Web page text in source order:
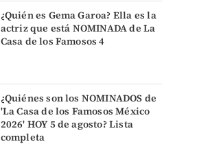
¿Quién es Gema Garoa? Ella es la
actriz que está NOMINADA de La
Casa de los Famosos 4
¿Quiénes son los NOMINADOS de
'La Casa de los Famosos México
2026' HOY 5 de agosto? Lista
completa